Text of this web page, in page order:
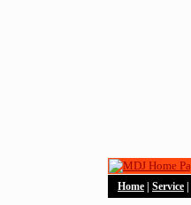
Home Service